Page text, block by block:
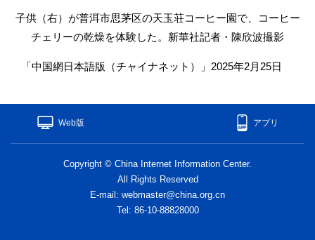
子供（右）が普洱市思茅区の天玉荘コーヒー園で、コーヒー
チェリーの乾燥を体験した。新華社記者・陳欣波撮影
「中国網日本語版（チャイナネット）」2025年2月25日
Web版 アプリ
Copyright © China Internet Information Center.
All Rights Reserved
E-mail: webmaster@china.org.cn
Tel: 86-10-88828000